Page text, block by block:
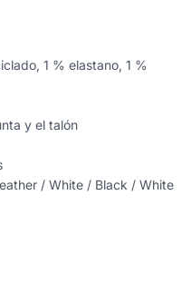
1 % elastano, 1 %
y el talón
/ White / Black / White